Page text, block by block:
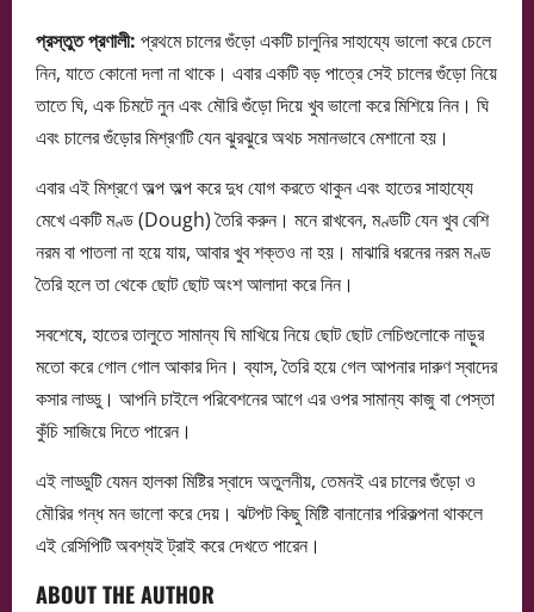
প্রস্তুত প্রণালী: প্রথমে চালের গুঁড়ো একটি চালুনির সাহায্যে ভালো করে চেলে
নিন, যাতে কোনো দলা না থাকে। এবার একটি বড় পাত্রে সেই চালের গুঁড়ো নিয়ে
তাতে ঘি, এক চিমটে নুন এবং মৌরি গুঁড়ো দিয়ে খুব ভালো করে মিশিয়ে নিন। ঘি
এবং চালের গুঁড়োর মিশ্রণটি যেন ঝুরঝুরে অথচ সমানভাবে মেশানো হয়।
এবার এই মিশ্রণে অল্প অল্প করে দুধ যোগ করতে থাকুন এবং হাতের সাহায্যে
মেখে একটি মণ্ড (Dough) তৈরি করুন। মনে রাখবেন, মণ্ডটি যেন খুব বেশি
নরম বা পাতলা না হয়ে যায়, আবার খুব শক্তও না হয়। মাঝারি ধরনের নরম মণ্ড
তৈরি হলে তা থেকে ছোট ছোট অংশ আলাদা করে নিন।
সবশেষে, হাতের তালুতে সামান্য ঘি মাখিয়ে নিয়ে ছোট ছোট লেচিগুলোকে নাড়ুর
মতো করে গোল গোল আকার দিন। ব্যাস, তৈরি হয়ে গেল আপনার দারুণ স্বাদের
কসার লাড্ডু। আপনি চাইলে পরিবেশনের আগে এর ওপর সামান্য কাজু বা পেস্তা
কুঁচি সাজিয়ে দিতে পারেন।
এই লাড্ডুটি যেমন হালকা মিষ্টির স্বাদে অতুলনীয়, তেমনই এর চালের গুঁড়ো ও
মৌরির গন্ধ মন ভালো করে দেয়। ঝটপট কিছু মিষ্টি বানানোর পরিকল্পনা থাকলে
এই রেসিপিটি অবশ্যই ট্রাই করে দেখতে পারেন।
ABOUT THE AUTHOR